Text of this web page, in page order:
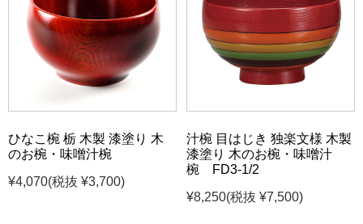
ひなこ椀 栃 木製 漆塗り 木
のお椀・味噌汁椀
¥4,070(税抜 ¥3,700)
汁椀 目はじき 独楽文様 木製
漆塗り 木のお椀・味噌汁
椀 FD3-1/2
¥8,250(税抜 ¥7,500)